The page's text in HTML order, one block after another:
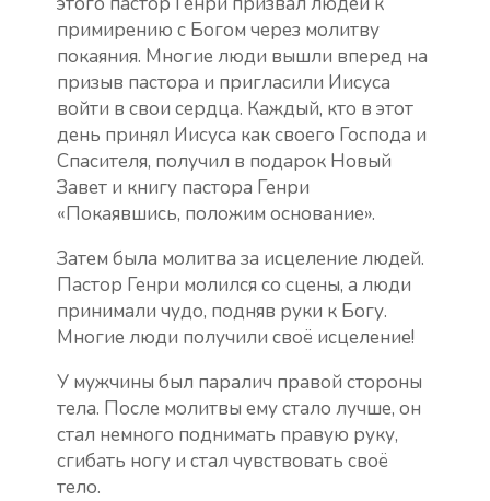
примирению с Богом через молитву
покаяния. Многие люди вышли вперед на
призыв пастора и пригласили Иисуса
войти в свои сердца. Каждый, кто в этот
день принял Иисуса как своего Господа и
Спасителя, получил в подарок Новый
Завет и книгу пастора Генри
«Покаявшись, положим основание».
Затем была молитва за исцеление людей.
Пастор Генри молился со сцены, а люди
принимали чудо, подняв руки к Богу.
Многие люди получили своё исцеление!
У мужчины был паралич правой стороны
тела. После молитвы ему стало лучше, он
стал немного поднимать правую руку,
сгибать ногу и стал чувствовать своё
тело.